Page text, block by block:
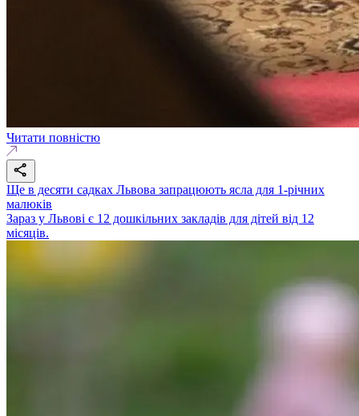
Читати повністю
Ще в десяти садках Львова запрацюють ясла для 1-річних
малюків
Зараз у Львові є 12 дошкільних закладів для дітей від 12
місяців.